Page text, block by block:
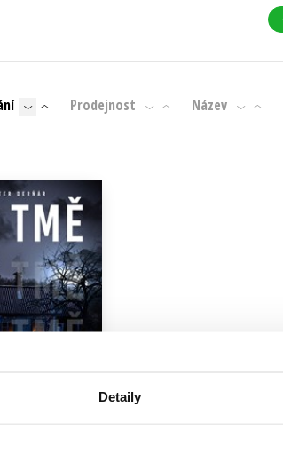
Detaily
- naučné pro děti
a zahrada
Young adult (SK)
Prodejnost Název